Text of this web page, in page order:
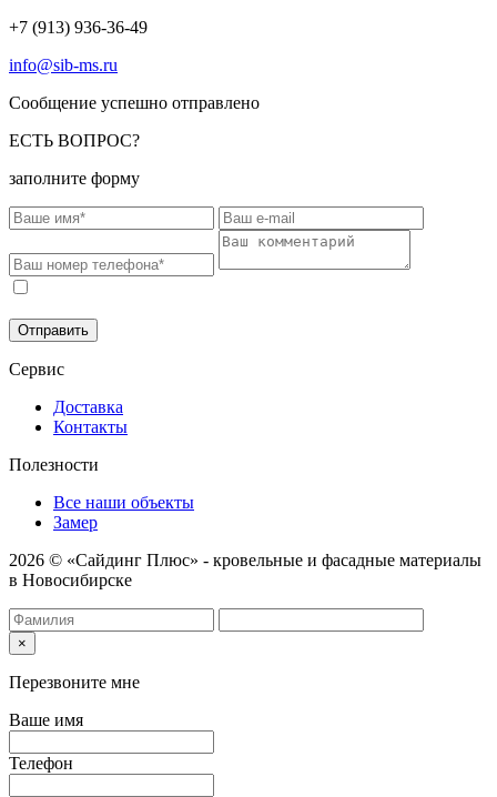
+7 (913) 936-36-49
info@sib-ms.ru
Сообщение успешно отправлено
ЕСТЬ ВОПРОС?
заполните форму
Отправить
Сервис
Доставка
Контакты
Полезности
Все наши объекты
Замер
2026 © «Сайдинг Плюс» - кровельные и фасадные материалы
в Новосибирске
×
Перезвоните мне
Ваше имя
Телефон